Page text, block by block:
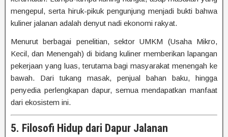
mengepul, serta hiruk-pikuk pengunjung menjadi bukti bahwa
kuliner jalanan adalah denyut nadi ekonomi rakyat.
Menurut berbagai penelitian, sektor UMKM (Usaha Mikro,
Kecil, dan Menengah) di bidang kuliner memberikan lapangan
pekerjaan yang luas, terutama bagi masyarakat menengah ke
bawah. Dari tukang masak, penjual bahan baku, hingga
penyedia perlengkapan dapur, semua mendapatkan manfaat
dari ekosistem ini.
5. Filosofi Hidup dari Dapur Jalanan